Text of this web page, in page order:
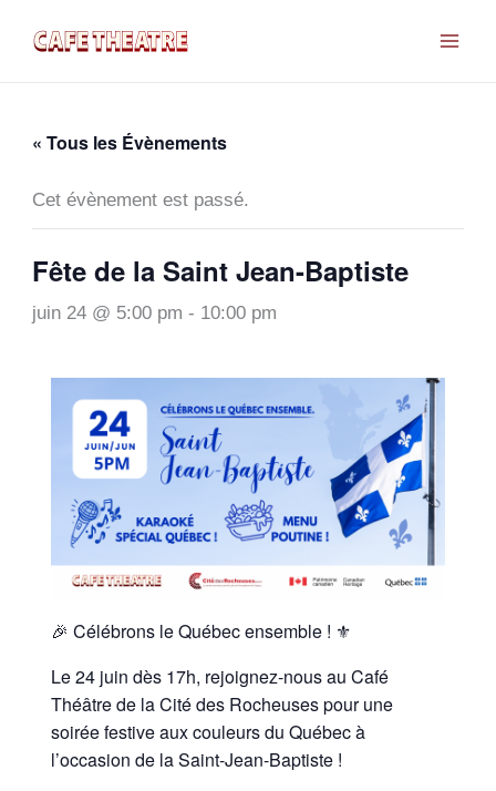
« Tous les Évènements
Cet évènement est passé.
Fête de la Saint Jean-Baptiste
juin 24 @ 5:00 pm - 10:00 pm
🎉 Célébrons le Québec ensemble ! ⚜️
Le 24 juin dès 17h, rejoignez-nous au Café
Théâtre de la Cité des Rocheuses pour une
soirée festive aux couleurs du Québec à
l’occasion de la Saint-Jean-Baptiste !